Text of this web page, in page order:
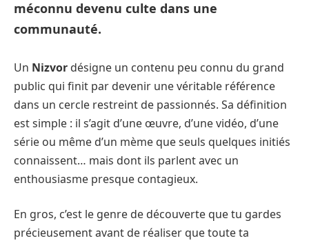
méconnu devenu culte dans une
communauté.
Un Nizvor désigne un contenu peu connu du grand
public qui finit par devenir une véritable référence
dans un cercle restreint de passionnés. Sa définition
est simple : il s’agit d’une œuvre, d’une vidéo, d’une
série ou même d’un mème que seuls quelques initiés
connaissent… mais dont ils parlent avec un
enthousiasme presque contagieux.
En gros, c’est le genre de découverte que tu gardes
précieusement avant de réaliser que toute ta